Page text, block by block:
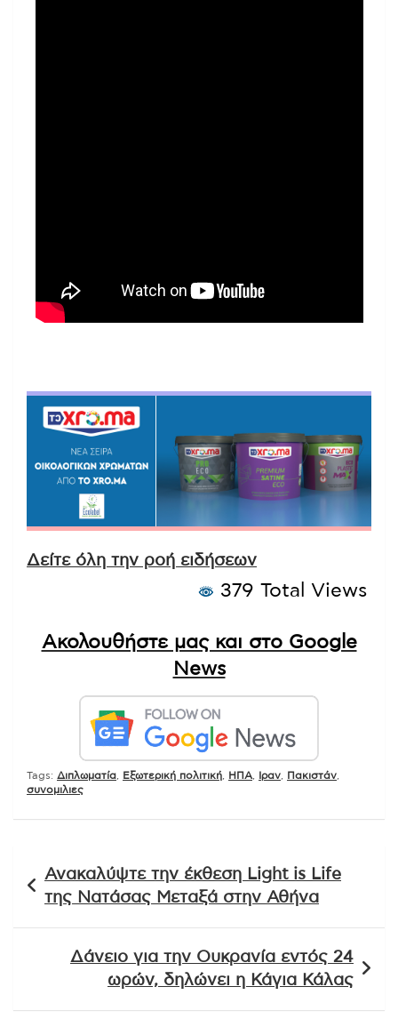
Δείτε όλη την ροή ειδήσεων
379 Total Views
Ακολουθήστε μας και στο Google
News
Tags: Διπλωματία Εξωτερική πολιτική ΗΠΑ Ιραν Πακιστάν
συνομιλιες
άρθρων
Ανακαλύψτε την έκθεση Light is Life
της Νατάσας Μεταξά στην Αθήνα
Δάνειο για την Ουκρανία εντός 24
ωρών, δηλώνει η Κάγια Κάλας